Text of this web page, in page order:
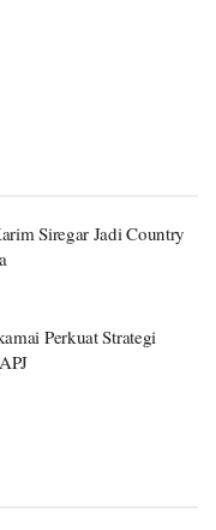
Siregar Jadi Country
Perkuat Strategi